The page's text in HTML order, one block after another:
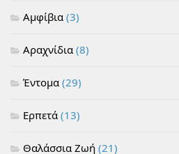
Αμφίβια (3)
Αραχνίδια (8)
Έντομα (29)
Ερπετά (13)
Θαλάσσια Ζωή (21)